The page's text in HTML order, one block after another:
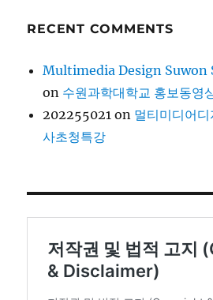
RECENT COMMENTS
Multimedia Design Suwon
on 수원과학대학교 홍보동영
202255021 on 멀티미디어
사초청특강